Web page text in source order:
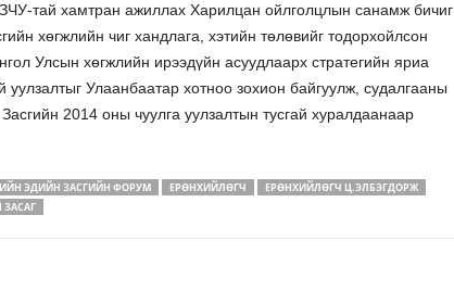
тай хамтран ажиллах Харилцан ойлголцлын санамж бичиг
хөгжлийн чиг хандлага, хэтийн төлөвийг тодорхойлсон
Улсын хөгжлийн ирээдүйн асуудлаарх стратегийн яриа
уулзалтыг Улаанбаатар хотноо зохион байгуулж, судалгааны
2014 оны чуулга уулзалтын тусгай хуралдаанаар
ЭДИЙН ЗАСГИЙН ФОРУМ ЕРӨНХИЙЛӨГЧ
ЕРӨНХИЙЛӨГЧ Ц.ЭЛБЭГДОРЖ